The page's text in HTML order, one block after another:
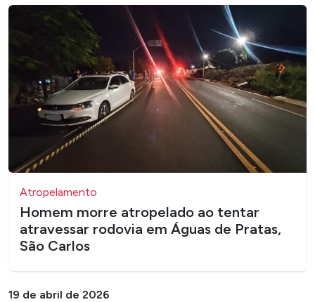
Atropelamento
Homem morre atropelado ao tentar
atravessar rodovia em Águas de Pratas,
São Carlos
19 de abril de 2026